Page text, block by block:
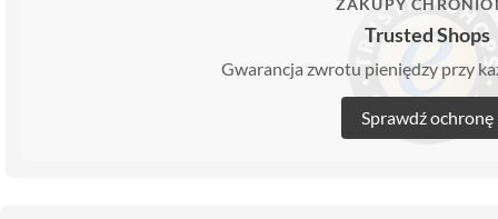
Trusted Shops
Gwarancja zwrotu pieniędzy przy
Sprawdź ochronę